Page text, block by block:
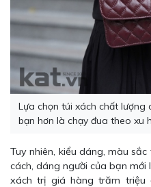
Lựa chọn túi xách chất lượng
bạn hơn là chạy đua theo xu
Tuy nhiên, kiểu dáng, màu
cách, dáng người của bạn mới
xách trị giá hàng trăm triệu